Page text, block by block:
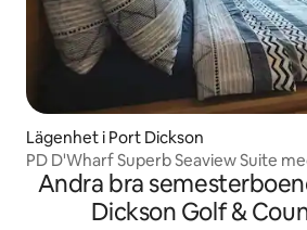
Lägenhet i Port Dickson
PD D'Wharf Superb Seaview Suite
Andra bra
Dickson Golf &